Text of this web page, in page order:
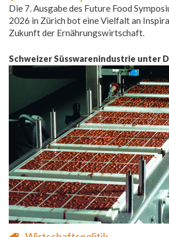
Die 7. Ausgabe des Future Food
2026 in Zürich bot eine Vielfalt an
Zukunft der Ernährungswirtschaft.
Schweizer Süsswarenindustrie unter